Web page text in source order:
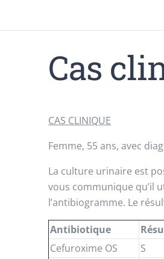
Cas
CAS CLINIQUE
Femme, 55 ans, avec
La culture urinaire est
vous communique qu’il
l’antibiogramme. Le
Antibiotique
Cefuroxime OS
S